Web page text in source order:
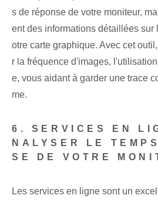
s de réponse de votre moniteur,
ent des informations détaillées sur
otre carte graphique. Avec cet
r la fréquence d'images, l'utilisation
e, vous aidant à garder une trace
me.
6. SERVICES EN
NALYSER LE
SE DE VOTRE
Les services en ligne sont un